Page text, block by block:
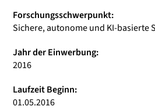
Forschungsschwerpunkt:
Sichere, autonome und KI-basierte
Jahr der Einwerbung:
2016
Laufzeit Beginn:
01.05.2016